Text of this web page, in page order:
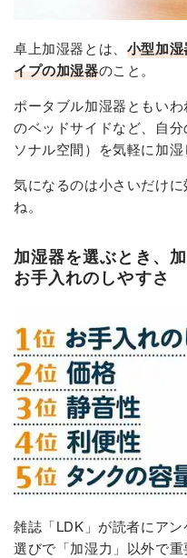
卓上加湿器とは、 小型加
イプの加湿器のこと。
ポータブル加湿器ともい
のベッドサイドなど、自
ソナル空間）を気軽に加湿
気になるのは小さいだけ
ね。
加湿器を選ぶとき、
お手入れのしやすさ
雑誌「LDK」が読者にア
選びで「加湿力」以外で